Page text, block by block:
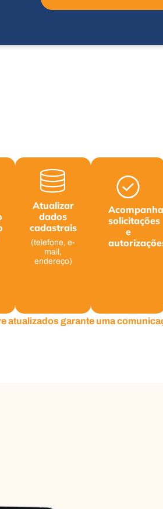
Atualizar
dados
cadastrais
(telefone, e-
mail,
endereço)
solicitações
e
atualizados garante uma